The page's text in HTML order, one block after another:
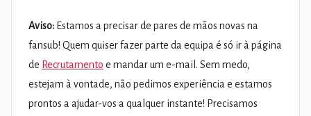
Aviso: Estamos a precisar de pares de mãos novas na
fansub! Quem quiser fazer parte da equipa é só ir à página
de Recrutamento e mandar um e-mail. Sem medo,
estejam à vontade, não pedimos experiência e estamos
prontos a ajudar-vos a qualquer instante! Precisamos